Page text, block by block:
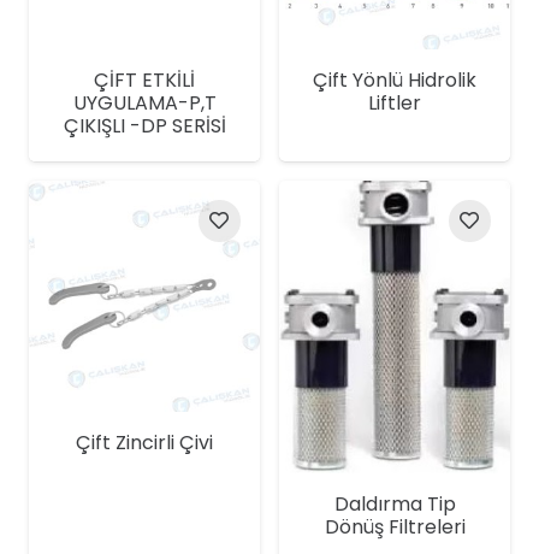
ÇİFT ETKİLİ
UYGULAMA-P,T
ÇIKIŞLI -DP SERİSİ
Çift Yönlü Hidrolik
Liftler
Çift Zincirli Çivi
Daldırma Tip
Dönüş Filtreleri